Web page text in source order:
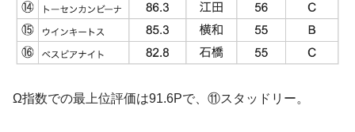
Ω指数での最上位評価は91.6Pで、⑪スタッドリー。